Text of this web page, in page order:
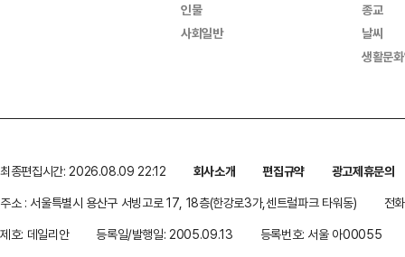
인물
사회일반
종교
날씨
생활문
최종편집시간: 2026.08.09 22:12 회사소개 편집규약
광고제휴문의
주소 : 서울특별시 용산구 서빙고로 17, 18층(한강로3가,센트럴파크 타워동)
전
제호: 데일리안
등록일/발행일: 2005.09.13 등록번호: 서울 아00055